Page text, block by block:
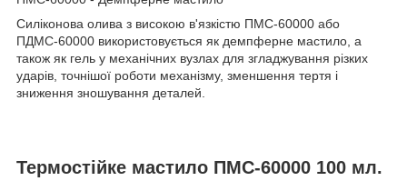
Силіконова олива з високою в'язкістю ПМС-60000 або
ПДМС-60000 використовується як демпферне мастило, а
також як гель у механічних вузлах для згладжування різких
ударів, точнішої роботи механізму, зменшення тертя і
зниження зношування деталей.
Термостійке мастило ПМС-60000 100 мл.